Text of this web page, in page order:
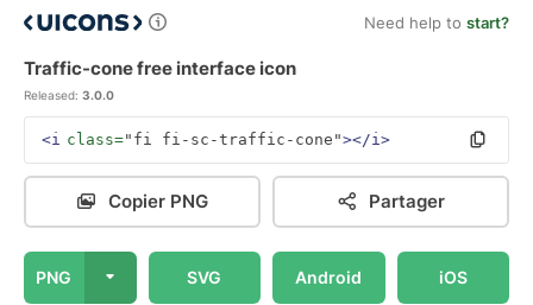
Need help to start?
Traffic-cone free interface icon
Released: 3.0.0
<i class="fi fi-sc-traffic-cone"></i>
Copier PNG Partager
PNG SVG Android iOS